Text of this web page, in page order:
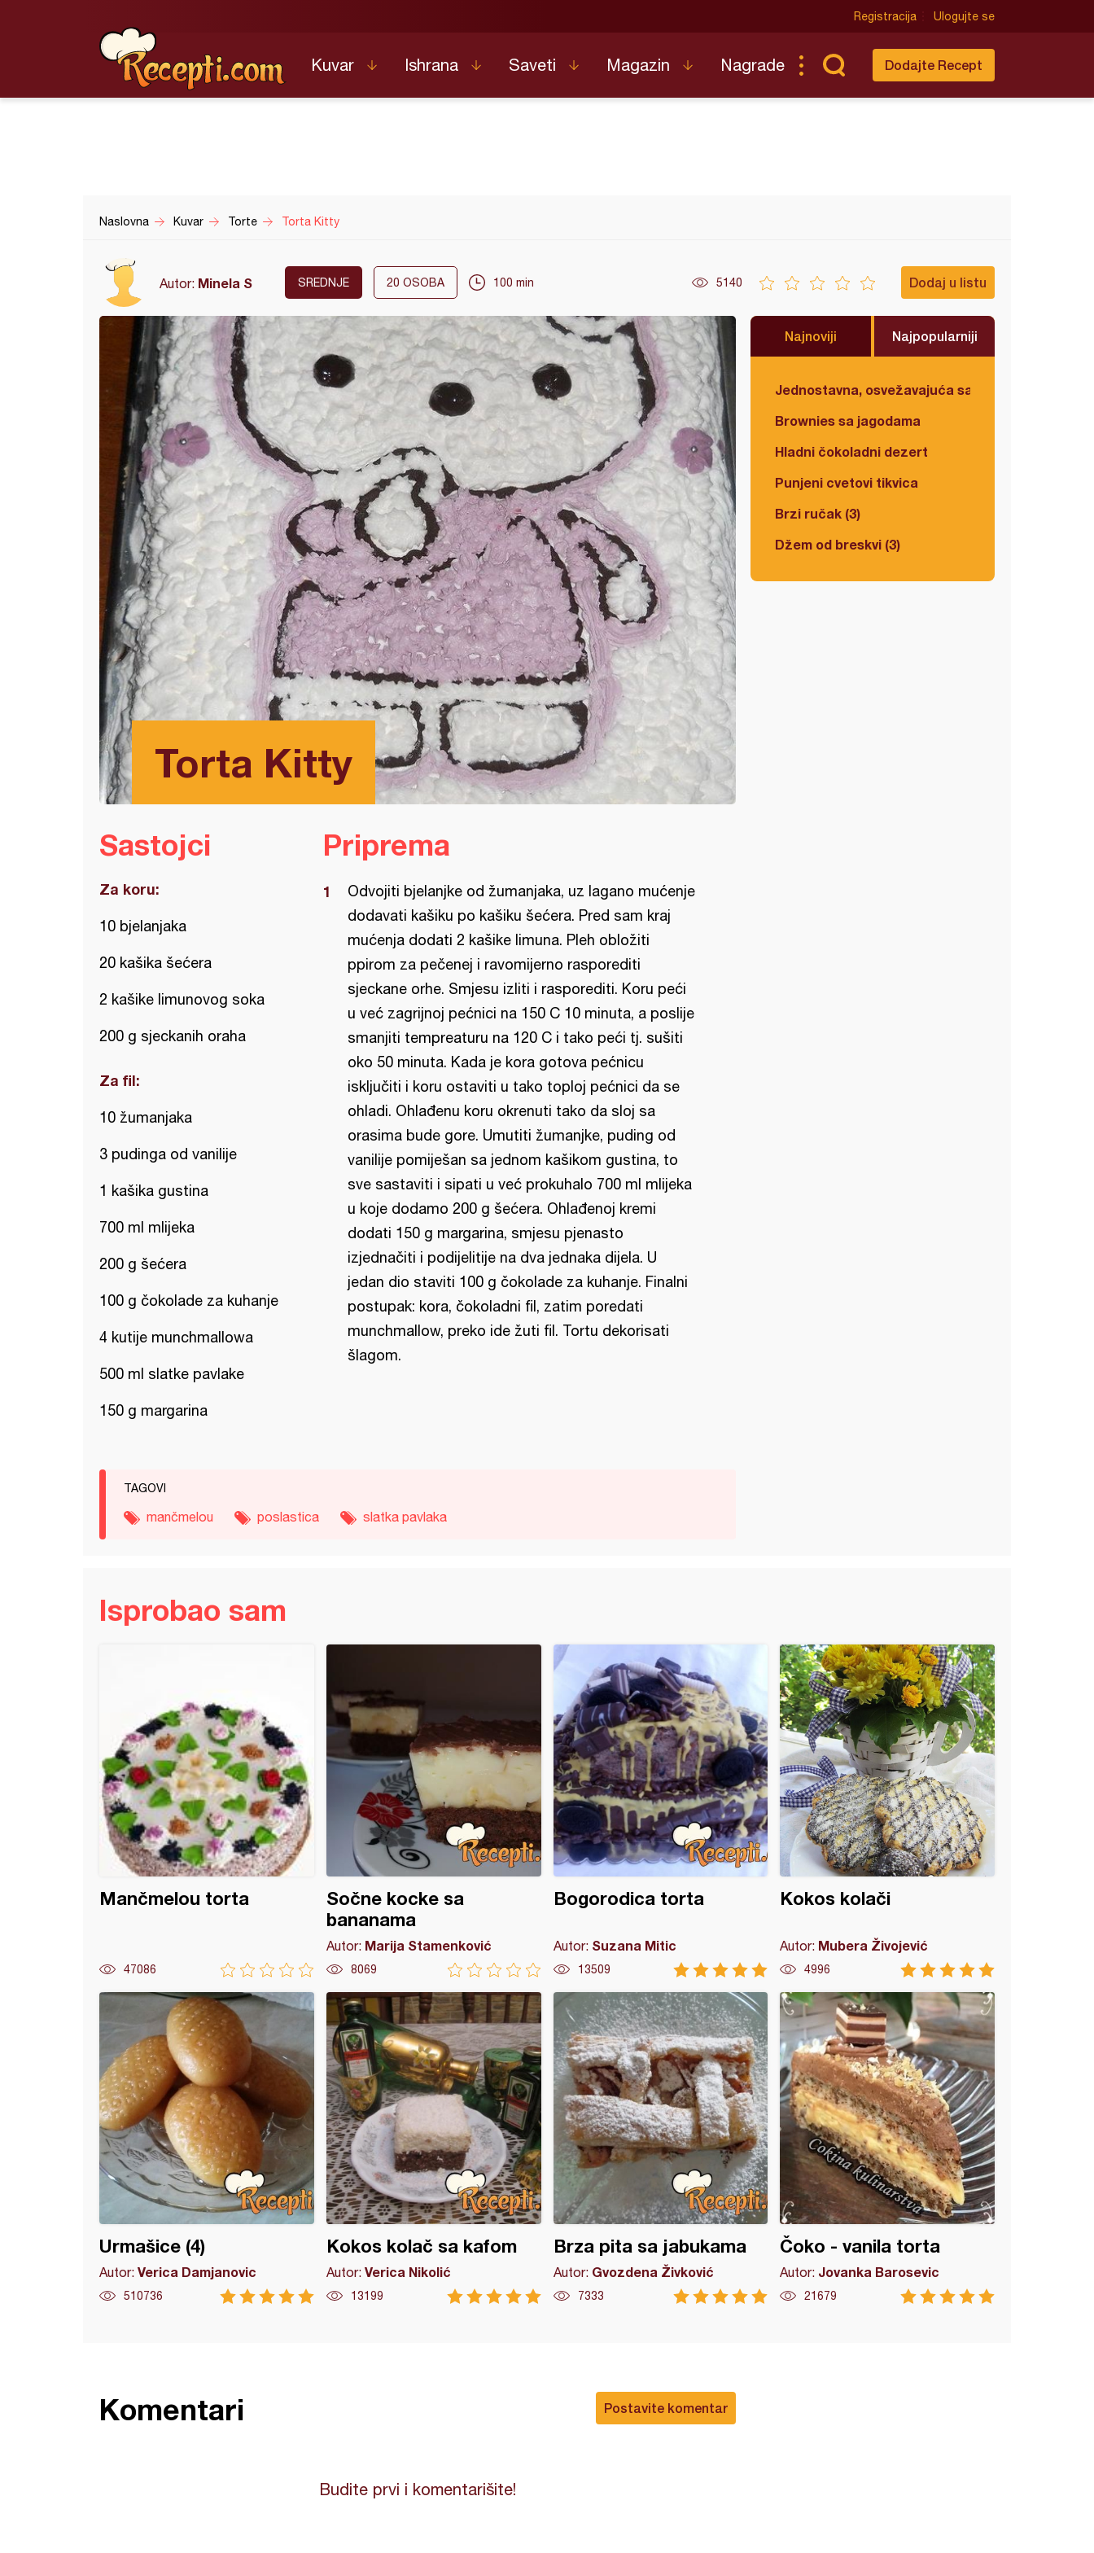
Registracija Ulogujte se
Kuvar Ishrana Saveti Magazin Nagrade Dodajte Recept
Naslovna Kuvar Torte Torta Kitty
Autor: Minela S SREDNJE 20 OSOBA 100 min 5140 Dodaj u listu
Torta Kitty
Najnoviji Najpopularniji
Jednostavna, osvežavajuća salata
Brownies sa jagodama
Hladni čokoladni dezert
Punjeni cvetovi tikvica
Brzi ručak (3)
Džem od breskvi (3)
Sastojci
Za koru:
10 bjelanjaka
20 kašika šećera
2 kašike limunovog soka
200 g sjeckanih oraha
Za fil:
10 žumanjaka
3 pudinga od vanilije
1 kašika gustina
700 ml mlijeka
200 g šećera
100 g čokolade za kuhanje
4 kutije munchmallowa
500 ml slatke pavlake
150 g margarina
Priprema
Odvojiti bjelanjke od žumanjaka, uz lagano mućenje
dodavati kašiku po kašiku šećera. Pred sam kraj
mućenja dodati 2 kašike limuna. Pleh obložiti
ppirom za pečenej i ravomijerno rasporediti
sjeckane orhe. Smjesu izliti i rasporediti. Koru peći
u već zagrijnoj pećnici na 150 C 10 minuta, a poslije
smanjiti tempreaturu na 120 C i tako peći tj. sušiti
oko 50 minuta. Kada je kora gotova pećnicu
isključiti i koru ostaviti u tako toploj pećnici da se
ohladi. Ohlađenu koru okrenuti tako da sloj sa
orasima bude gore. Umutiti žumanjke, puding od
vanilije pomiješan sa jednom kašikom gustina, to
sve sastaviti i sipati u već prokuhalo 700 ml mlijeka
u koje dodamo 200 g šećera. Ohlađenoj kremi
dodati 150 g margarina, smjesu pjenasto
izjednačiti i podijelitije na dva jednaka dijela. U
jedan dio staviti 100 g čokolade za kuhanje. Finalni
postupak: kora, čokoladni fil, zatim poredati
munchmallow, preko ide žuti fil. Tortu dekorisati
šlagom.
TAGOVI
mančmelou poslastica slatka pavlaka
Isprobao sam
Mančmelou torta
47086
Sočne kocke sa
bananama
Autor: Marija Stamenković
8069
Bogorodica torta
Autor: Suzana Mitic
13509
Kokos kolači
Autor: Mubera Živojević
4996
Urmašice (4)
Autor: Verica Damjanovic
510736
Kokos kolač sa kafom
Autor: Verica Nikolić
13199
Brza pita sa jabukama
Autor: Gvozdena Živković
7333
Čoko - vanila torta
Autor: Jovanka Barosevic
21679
Postavite komentar
Komentari
Budite prvi i komentarišite!